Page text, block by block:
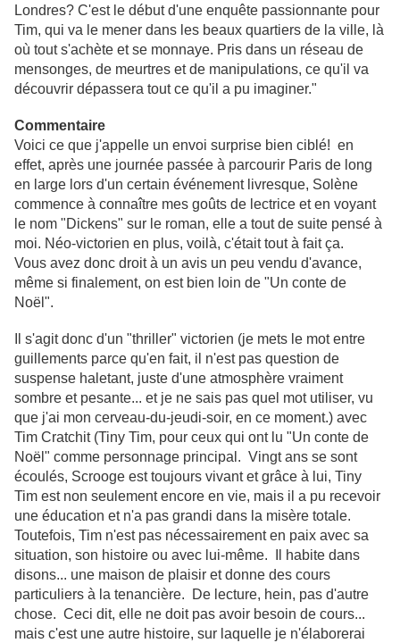
Londres? C'est le début d'une enquête passionnante pour
Tim, qui va le mener dans les beaux quartiers de la ville, là
où tout s'achète et se monnaye. Pris dans un réseau de
mensonges, de meurtres et de manipulations, ce qu'il va
découvrir dépassera tout ce qu'il a pu imaginer."
Commentaire
Voici ce que j'appelle un envoi surprise bien ciblé! en
effet, après une journée passée à parcourir Paris de long
en large lors d'un certain événement livresque, Solène
commence à connaître mes goûts de lectrice et en voyant
le nom "Dickens" sur le roman, elle a tout de suite pensé à
moi. Néo-victorien en plus, voilà, c'était tout à fait ça.
Vous avez donc droit à un avis un peu vendu d'avance,
même si finalement, on est bien loin de "Un conte de
Noël".
Il s'agit donc d'un "thriller" victorien (je mets le mot entre
guillements parce qu'en fait, il n'est pas question de
suspense haletant, juste d'une atmosphère vraiment
sombre et pesante... et je ne sais pas quel mot utiliser, vu
que j'ai mon cerveau-du-jeudi-soir, en ce moment.) avec
Tim Cratchit (Tiny Tim, pour ceux qui ont lu "Un conte de
Noël" comme personnage principal. Vingt ans se sont
écoulés, Scrooge est toujours vivant et grâce à lui, Tiny
Tim est non seulement encore en vie, mais il a pu recevoir
une éducation et n'a pas grandi dans la misère totale.
Toutefois, Tim n'est pas nécessairement en paix avec sa
situation, son histoire ou avec lui-même. Il habite dans
disons... une maison de plaisir et donne des cours
particuliers à la tenancière. De lecture, hein, pas d'autre
chose. Ceci dit, elle ne doit pas avoir besoin de cours...
mais c'est une autre histoire, sur laquelle je n'élaborerai